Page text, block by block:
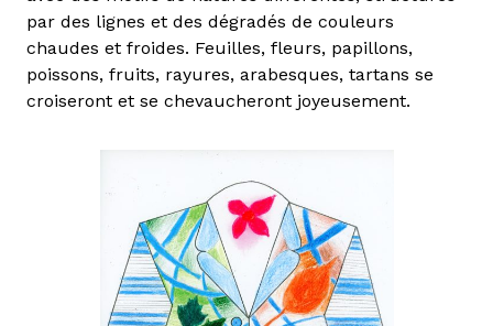
par des lignes et des dégradés de couleurs
chaudes et froides. Feuilles, fleurs, papillons,
poissons, fruits, rayures, arabesques, tartans se
croiseront et se chevaucheront joyeusement.